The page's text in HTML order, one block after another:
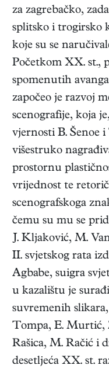
za zagrebačko,
splitsko i trogirsko
koje su se
Početkom XX. st.,
spomenutih
započeo je razvoj
scenografije, koja
vjernosti B. Šenoe
višestruko
prostornu
vrijednost te
scenografskoga
čemu su mu se
J. Kljaković, M.
II. svjetskog rata
Agbabe, suigra
u kazalištu je
suvremenih
Tompa, E. Murtić,
Rašica, M. Račić i
desetljeća XX. st.